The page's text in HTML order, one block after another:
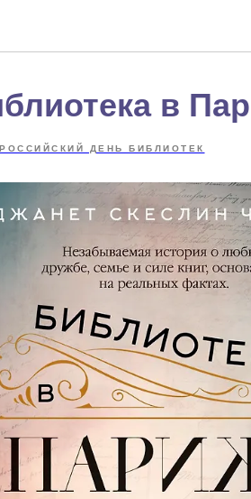
в
ДЕНЬ БИБЛИОТЕК